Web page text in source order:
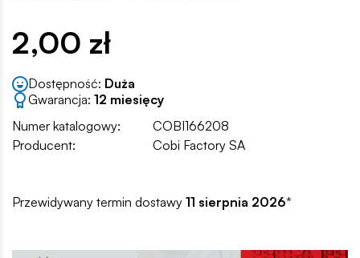
2,00 zł
Dostępność: Duża
Gwarancja: 12 miesięcy
Numer katalogowy:
COBI166208
Producent:
Cobi Factory SA
Przewidywany termin dostawy 11 sierpnia 2026*